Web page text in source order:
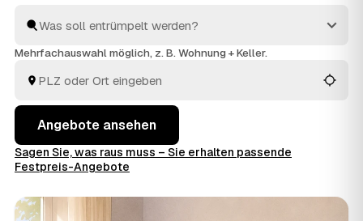
Raum bis zur komplettenHaushaltsauflösung
alles fachgerecht ausgeräumt und entsorgt. Sie
Mehrfachauswahl möglich, z. B. Wohnung + Keller.
Angebote ansehen
Sagen Sie, was raus muss – Sie erhalten passende
Festpreis-Angebote